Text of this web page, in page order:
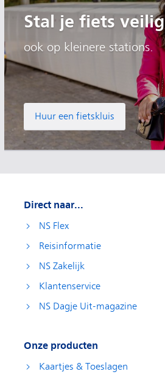
Stal je fiets veilig
ook op kleinere stations.
Huur een fietskluis
Direct naar...
NS Flex
Reisinformatie
NS Zakelijk
Klantenservice
NS Dagje Uit-magazine
Onze producten
Kaartjes & Toeslagen